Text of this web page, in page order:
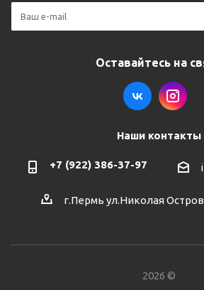
Оставайтесь на
Наши контакты
+7 (922) 386-37-97
г.Пермь ул.Николая
2026 ©